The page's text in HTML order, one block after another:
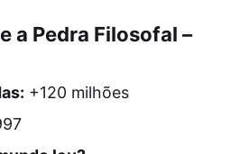
a Pedra Filosofal –
+120 milhões